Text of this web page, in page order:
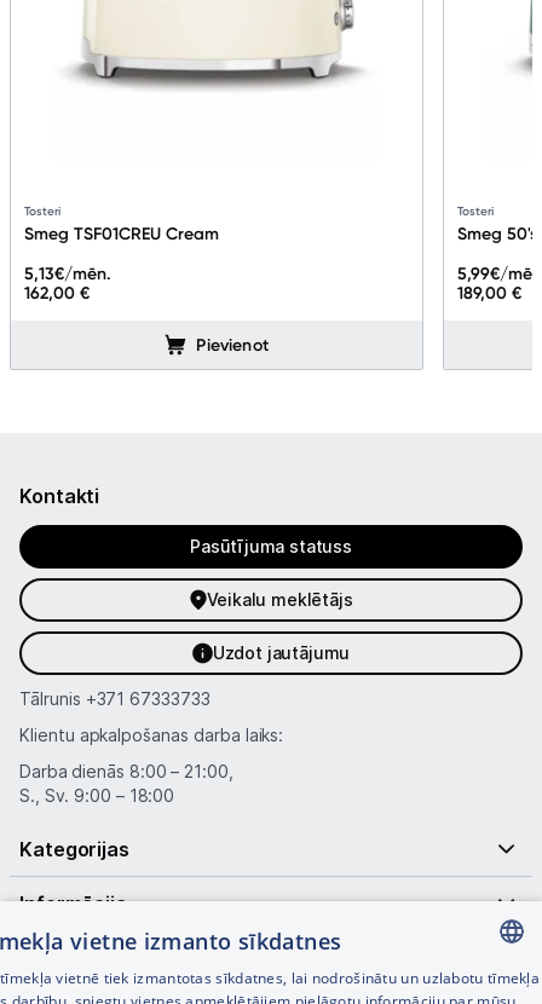
Tosteri
Smeg TSF01CREU Cream
162,00 €
5,13€/mēn.
Pievienot
Tosteri
Smeg 50's
189,00 €
5,99€/
Kontakti
Pasūtījuma statuss
Veikalu meklētājs
Uzdot jautājumu
Tālrunis +371 67333733
Klientu apkalpošanas darba laiks:
Darba dienās 8:00 – 21:00,
S., Sv. 9:00 – 18:00
Kategorijas
Informācija
Noderīgas saites
LATVIAN
vietne izmanto sīkdatnes
vietnē tiek izmantotas sīkdatnes, lai nodrošinātu un uzlabotu tīmekļa